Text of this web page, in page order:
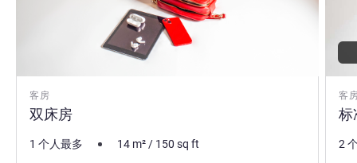
客房
双床房
1 个人最多 14 m²/ 150 sq ft
客
标
2